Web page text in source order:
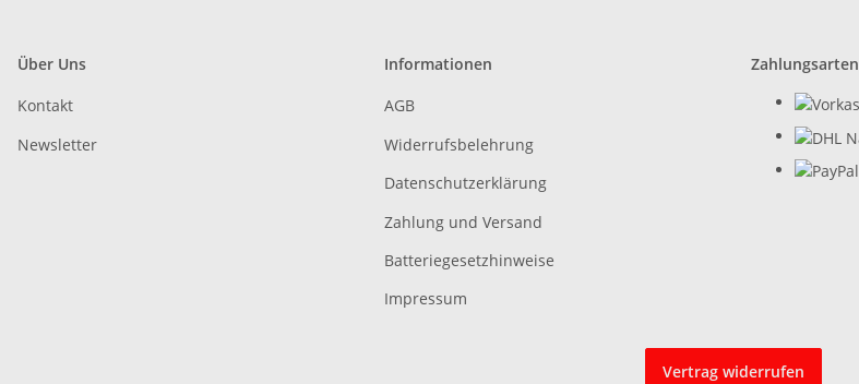
Über Uns
Kontakt
Newsletter
Informationen
AGB
Widerrufsbelehrung
Datenschutzerklärung
Zahlung und Versand
Batteriegesetzhinweise
Impressum
Zahlungsarten
Vertrag widerrufen